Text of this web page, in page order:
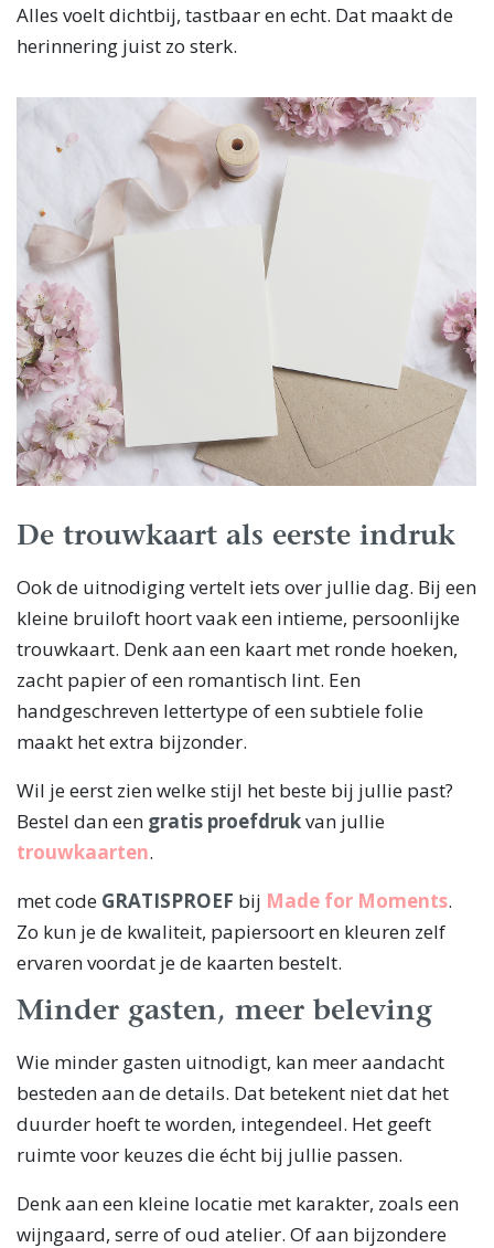
Alles voelt dichtbij, tastbaar en echt. Dat maakt de
herinnering juist zo sterk.
De trouwkaart als eerste indruk
Ook de uitnodiging vertelt iets over jullie dag. Bij een
kleine bruiloft hoort vaak een intieme, persoonlijke
trouwkaart. Denk aan een kaart met ronde hoeken,
zacht papier of een romantisch lint. Een
handgeschreven lettertype of een subtiele folie
maakt het extra bijzonder.
Wil je eerst zien welke stijl het beste bij jullie past?
Bestel dan een gratis proefdrukvan jullie
trouwkaarten.
met code GRATISPROEF bij Made for Moments.
Zo kun je de kwaliteit, papiersoort en kleuren zelf
ervaren voordat je de kaarten bestelt.
Minder gasten, meer beleving
Wie minder gasten uitnodigt, kan meer aandacht
besteden aan de details. Dat betekent niet dat het
duurder hoeft te worden, integendeel. Het geeft
ruimte voor keuzes die écht bij jullie passen.
Denk aan een kleine locatie met karakter, zoals een
wijngaard, serre of oud atelier. Of aan bijzondere